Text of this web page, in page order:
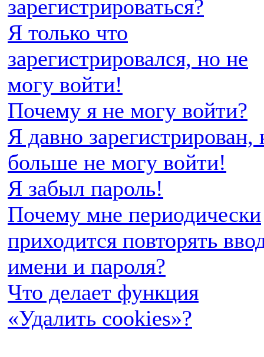
зарегистрироваться?
Я только что
зарегистрировался, но не
могу войти!
Почему я не могу войти?
Я давно зарегистрирован,
больше не могу войти!
Я забыл пароль!
Почему мне периодически
приходится повторять
имени и пароля?
Что делает функция
«Удалить cookies»?